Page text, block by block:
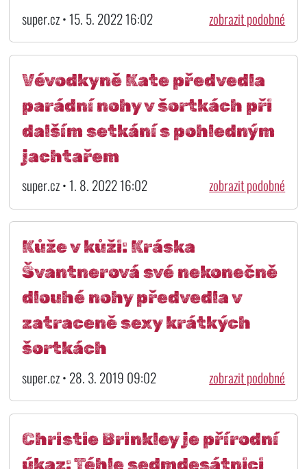
super.cz • 15. 5. 2022 16:02 zobrazit podobné
Vévodkyně Kate předvedla
parádní nohy v šortkách při
dalším setkání s pohledným
jachtařem
super.cz • 1. 8. 2022 16:02 zobrazit podobné
Kůže v kůži: Kráska
Švantnerová své nekonečně
dlouhé nohy předvedla v
zatraceně sexy krátkých
šortkách
super.cz • 28. 3. 2019 09:02 zobrazit podobné
Christie Brinkley je přírodní
úkaz: Téhle sedmdesátnici